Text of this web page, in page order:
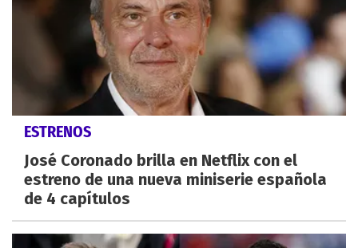
ESTRENOS
José Coronado brilla en Netflix con el
estreno de una nueva miniserie española
de 4 capítulos